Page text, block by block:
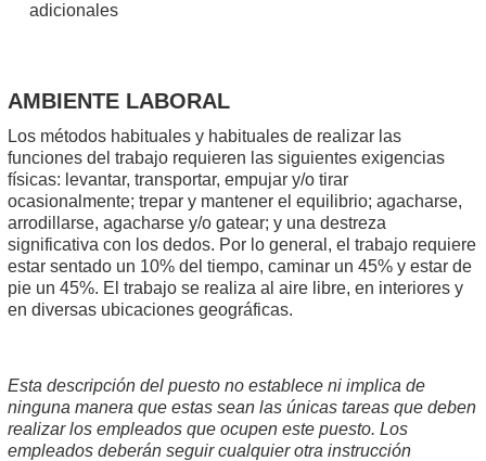
adicionales
AMBIENTE LABORAL
Los métodos habituales y habituales de realizar las
funciones del trabajo requieren las siguientes exigencias
físicas: levantar, transportar, empujar y/o tirar
ocasionalmente; trepar y mantener el equilibrio; agacharse,
arrodillarse, agacharse y/o gatear; y una destreza
significativa con los dedos. Por lo general, el trabajo requiere
estar sentado un 10% del tiempo, caminar un 45% y estar de
pie un 45%. El trabajo se realiza al aire libre, en interiores y
en diversas ubicaciones geográficas.
Esta descripción del puesto no establece ni implica de
ninguna manera que estas sean las únicas tareas que deben
realizar los empleados que ocupen este puesto. Los
empleados deberán seguir cualquier otra instrucción